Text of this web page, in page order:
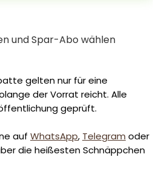
und Spar-Abo wählen
gelten nur für eine
der Vorrat reicht. Alle
geprüft.
auf WhatsApp, Telegram oder
die heißesten Schnäppchen